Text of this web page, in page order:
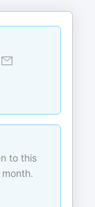
to this